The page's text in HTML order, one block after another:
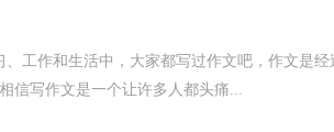
工作和生活中，大家都写过作文吧，作文是
信写作文是一个让许多人都头痛...